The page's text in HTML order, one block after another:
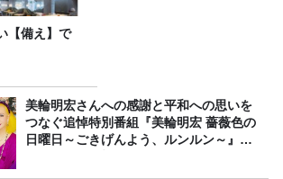
【備え】で
美輪明宏さんへの感謝と平和への思いを
つなぐ追悼特別番組『美輪明宏 薔薇色の
日曜日～ごきげんよう、ルンルン～』